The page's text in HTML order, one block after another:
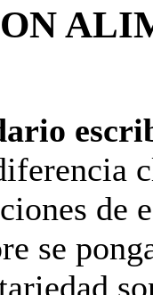
de
se